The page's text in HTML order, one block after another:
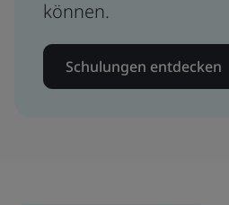
können.
Schulungen entdecken